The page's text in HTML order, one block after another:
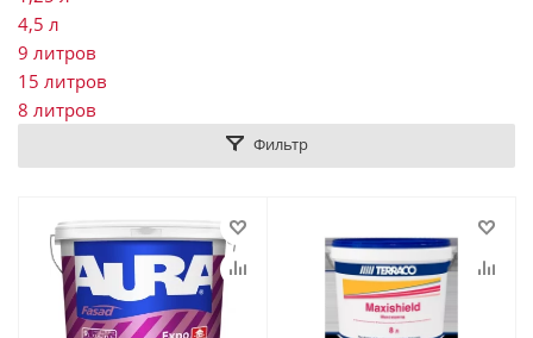
4,5 л
9 литров
15 литров
8 литров
Фильтр